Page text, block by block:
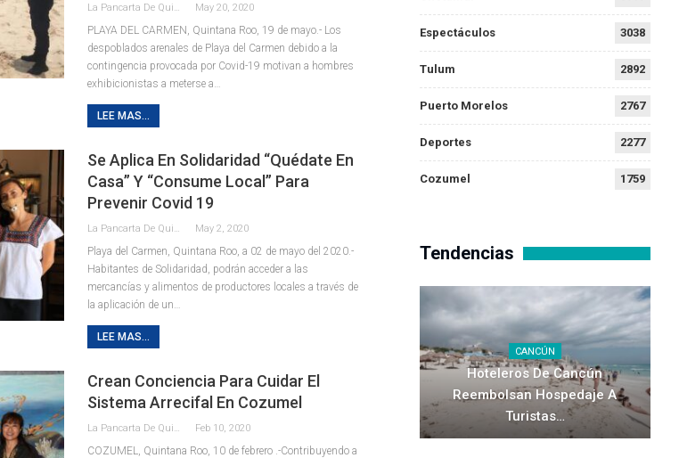
May 20, 2020
PLAYA DEL CARMEN, Quintana Roo, 19 de mayo.- Los
despoblados arenales de Playa del Carmen debido a la
contingencia provocada por Covid-19 motivan a hombres
exhibicionistas a meterse a
LEE MAS...
Se Aplica En Solidaridad “quédate En
Casa” Y “consume Local” Para
Prevenir Covid 19
May 2, 2020
Playa del Carmen, Quintana Roo, a 02 de mayo del 2020.-
Habitantes de Solidaridad, podrán acceder a las
mercancías y alimentos de productores locales a través de
la aplicación de un
LEE MAS...
Crean Conciencia Para Cuidar El
Sistema Arrecifal En Cozumel
Feb 10, 2020
COZUMEL, Quintana Roo, 10 de febrero .-Contribuyendo a
Espectáculos 3038
Tulum 2892
Puerto Morelos 2767
Deportes 2277
Cozumel 1759
Tendencias
CANCÚN
Hoteleros De Cancún
Reembolsan Hospedaje A
Turistas…